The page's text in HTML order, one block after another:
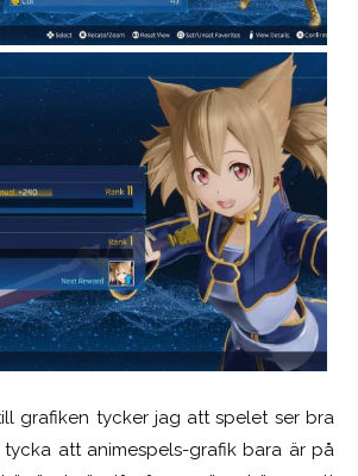
grafiken tycker jag att spelet ser bra
att animespels-grafik bara är på